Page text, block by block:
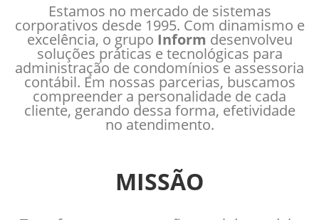
Estamos no mercado de sistemas
corporativos desde 1995. Com dinamismo e
excelência, o grupo Inform desenvolveu
soluções práticas e tecnológicas para
administração de condomínios e assessoria
contábil. Em nossas parcerias, buscamos
compreender a personalidade de cada
cliente, gerando dessa forma, efetividade
no atendimento.
MISSÃO